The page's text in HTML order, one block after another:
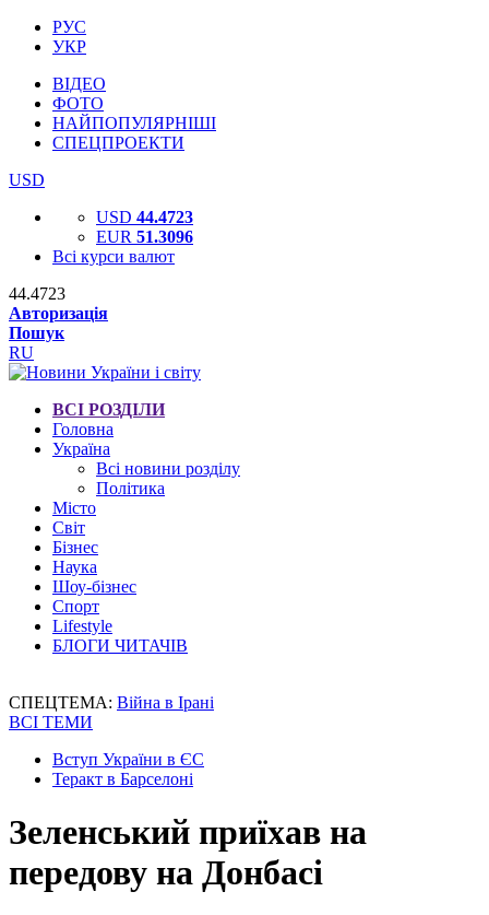
РУС
УКР
ВІДЕО
ФОТО
НАЙПОПУЛЯРНІШІ
СПЕЦПРОЕКТИ
USD
USD 44.4723
EUR 51.3096
Всі курси валют
44.4723
Авторизація
Пошук
RU
ВСІ РОЗДІЛИ
Головна
Україна
Всі новини розділу
Політика
Місто
Світ
Бізнес
Наука
Шоу-бізнес
Спорт
Lifestyle
БЛОГИ ЧИТАЧІВ
СПЕЦТЕМА: Війна в Ірані
ВСІ ТЕМИ
Вступ України в ЄС
Теракт в Барселоні
Зеленський приїхав на
передову на Донбасі